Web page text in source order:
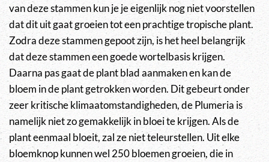
van deze stammen kun je je eigenlijk nog niet voorstellen
dat dit uit gaat groeien tot een prachtige tropische plant.
Zodra deze stammen gepoot zijn, is het heel belangrijk
dat deze stammen een goede wortelbasis krijgen.
Daarna pas gaat de plant blad aanmaken en kan de
bloem in de plant getrokken worden. Dit gebeurt onder
zeer kritische klimaatomstandigheden, de Plumeria is
namelijk niet zo gemakkelijk in bloei te krijgen. Als de
plant eenmaal bloeit, zal ze niet teleurstellen. Uit elke
bloemknop kunnen wel 250 bloemen groeien, die in